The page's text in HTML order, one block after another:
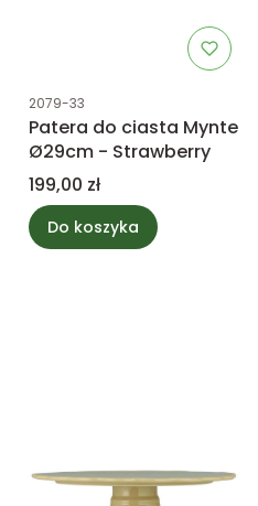
Kod produktu
2079-33
Patera do ciasta Mynte
Ø29cm - Strawberry
Cena
199,00 zł
Do koszyka